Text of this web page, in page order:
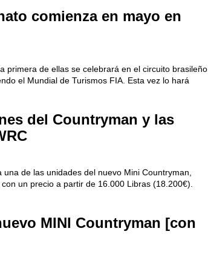
comienza en mayo en
primera de ellas se celebrará en el circuito brasileño
el Mundial de Turismos FIA. Esta vez lo hará
del Countryman y las
de las unidades del nuevo Mini Countryman,
un precio a partir de 16.000 Libras (18.200€).
MINI Countryman [con